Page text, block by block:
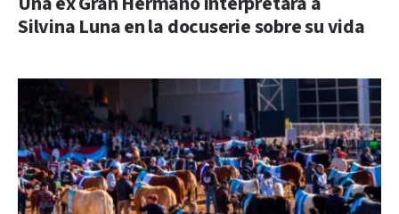
Silvina Luna en la docuserie sobre su vida